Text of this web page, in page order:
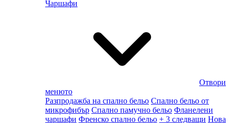
Чаршафи
Отвори
менюто
Разпродажба на спално бельо Спално бельо от
микрофибър Спално памучно бельо Фланелени
чаршафи Френско спално бельо + 3 следващи Нова